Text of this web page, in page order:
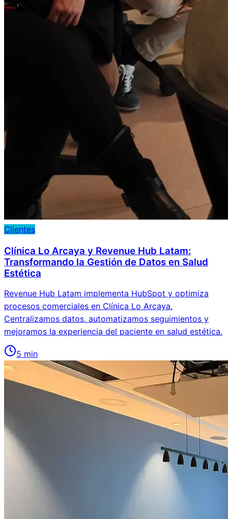
Clientes
Clínica Lo Arcaya y Revenue Hub Latam:
Transformando la Gestión de Datos en Salud
Estética
Revenue Hub Latam implementa HubSpot y optimiza
procesos comerciales en Clínica Lo Arcaya.
Centralizamos datos, automatizamos seguimientos y
mejoramos la experiencia del paciente en salud estética.
5 min